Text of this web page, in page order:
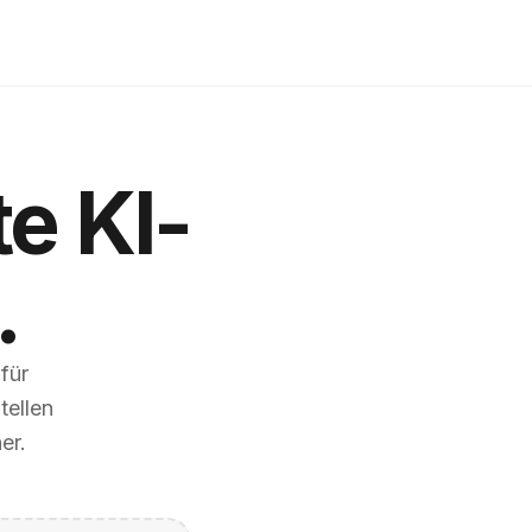
KI-